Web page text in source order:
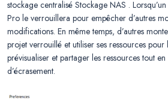
stockage centralisé Stockage NAS .
Pro le verrouillera pour empêcher d’autres
modifications. En même temps, d’autres
projet verrouillé et utiliser ses ressources pour
prévisualiser et partager les ressources tout
d’écrasement.